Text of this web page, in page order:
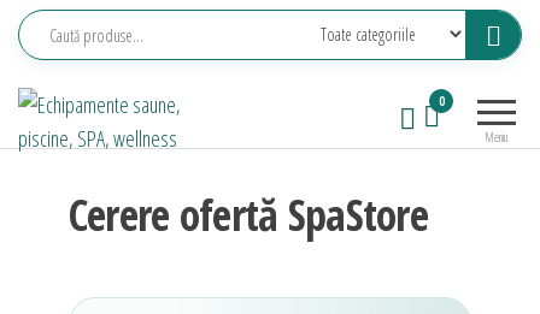
Sari
conținut
saune,
wellness
Meniu
0
Cerere ofertă SpaStore